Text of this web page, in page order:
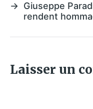
→ Giuseppe
rendent
Laisser un